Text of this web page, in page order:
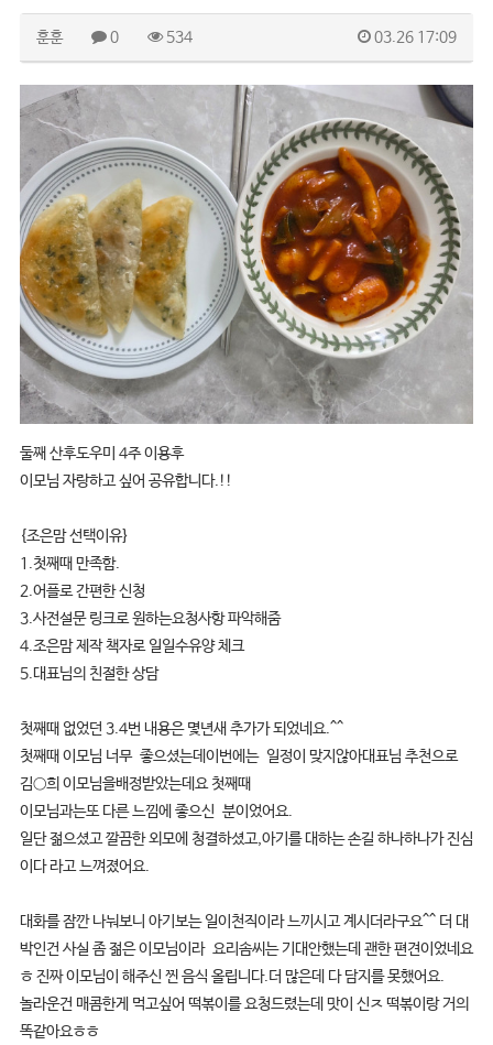
훈훈 0 534 03.26 17:09
둘째 산후도우미 4주 이용후
이모님 자랑하고 싶어 공유합니다.!!
{조은맘 선택이유}
1.첫째때 만족함.
2.어플로 간편한 신청
3.사전설문 링크로 원하는요청사항 파악해줌
4.조은맘 제작 책자로 일일수유양 체크
5.대표님의 친절한 상담
첫째때 없었던 3.4번 내용은 몇년새 추가가 되었네요.^^
첫째때 이모님 너무 좋으셨는데이번에는 일정이 맞지않아대표님 추천으로
김○희 이모님을배정받았는데요 첫째때
이모님과는또 다른 느낌에 좋으신 분이었어요.
일단 젊으셨고 깔끔한 외모에 청결하셨고,아기를 대하는 손길 하나하나가 진심
이다 라고 느껴졌어요.
대화를 잠깐 나눠보니 아기보는 일이천직이라 느끼시고 계시더라구요^^ 더 대
박인건 사실 좀 젊은 이모님이라 요리솜씨는 기대안했는데 괜한 편견이었네요
ㅎ 진짜 이모님이 해주신 찐 음식 올립니다.더 많은데 다 담지를 못했어요.
놀라운건 매콤한게 먹고싶어 떡볶이를 요청드렸는데 맛이 신ㅈ 떡볶이랑 거의
똑같아요ㅎㅎ